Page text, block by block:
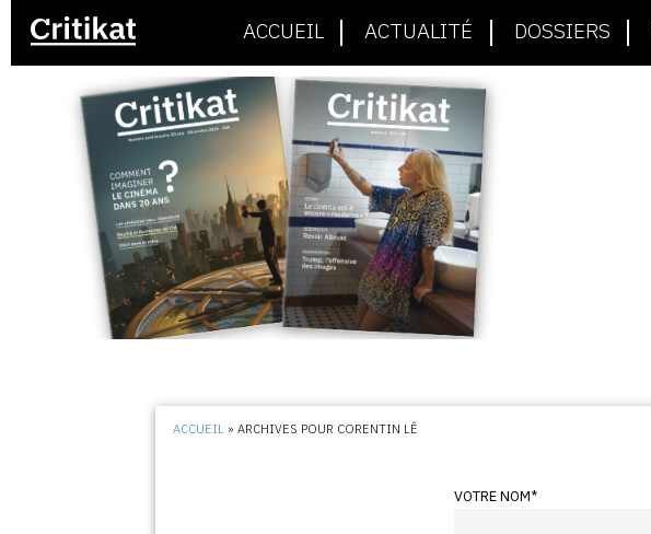
ACCUEIL ACTUALITÉ DOSSIERS
ACCUEIL »ARCHIVES POUR CORENTIN LÊ
VOTRE NOM*